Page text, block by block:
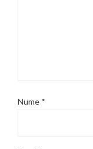
Nume *